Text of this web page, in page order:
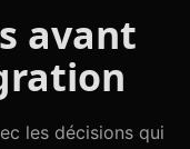
avant
les décisions qui